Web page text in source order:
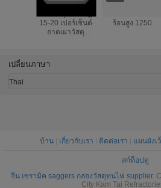
15-20 เปอร์เซ็นต์
ถาดเผาวัสดุ
อุตสาหกรรม
ร้อนสูง 1250
เปลี่ยนภาษา
Thai
บ้าน| เกี่ยวกับเรา ติดต่อเรา แผนผังเ
สก์ท็อปดู
จีน เซรามิค saggers กล่องวัสดุทนไฟ supplier.
City Kam Tai